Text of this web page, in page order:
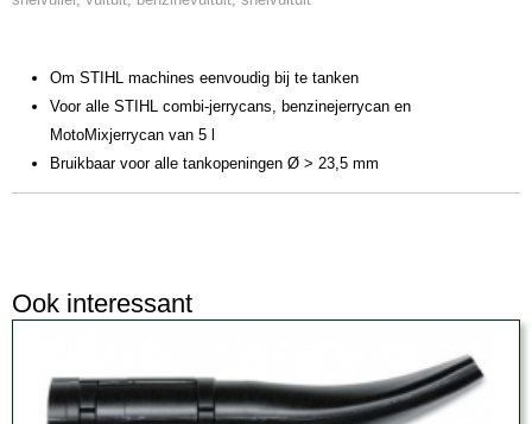
Om STIHL machines eenvoudig bij te tanken
Voor alle STIHL combi-jerrycans, benzinejerrycan en
MotoMixjerrycan van 5 l
Bruikbaar voor alle tankopeningen Ø > 23,5 mm
Ook interessant